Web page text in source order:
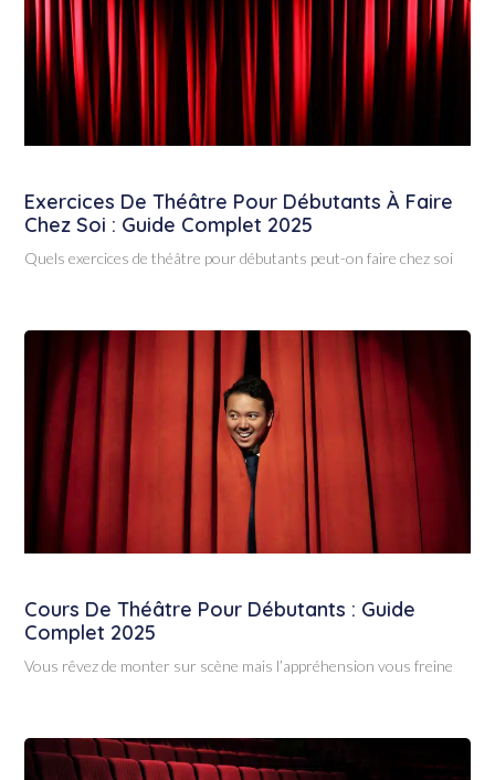
Exercices De Théâtre Pour Débutants À Faire
Chez Soi : Guide Complet 2025
Quels exercices de théâtre pour débutants peut-on faire chez soi
Cours De Théâtre Pour Débutants : Guide
Complet 2025
Vous rêvez de monter sur scène mais l’appréhension vous freine